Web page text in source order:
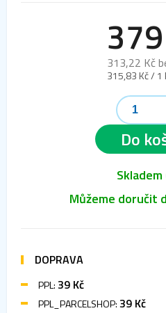
313,22 Kč
Měrná
315,83 Kč / 1
Do
Skladem
Můžeme doručit
DOPRAVA
PPL:39 Kč
PPL_PARCELSHOP:39 Kč